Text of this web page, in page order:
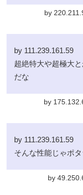
by
by 111.239.161.59
超絶特大や超極大
だな
by
by 111.239.161.59
そんな性能じゃポ
by